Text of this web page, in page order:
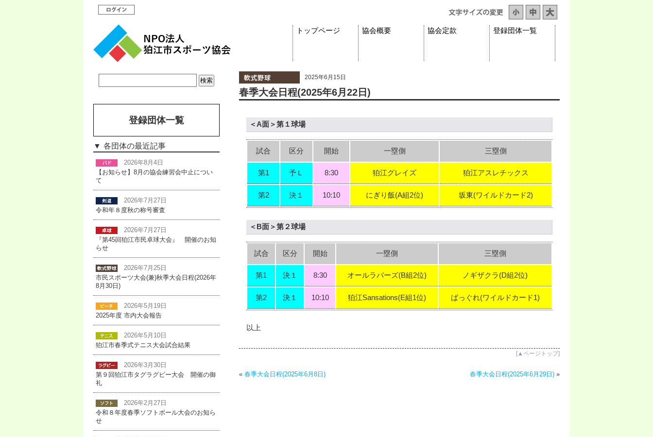
トップページ 協会概要 協会定款 登録団体一覧
2025年6月15日
春季大会日程(2025年6月22日)
＜A面＞第１球場
試合 区分 開始 一塁側 三塁側
第1 予Ｌ 8:30 狛江グレイズ 狛江アスレチックス
第2 決１ 10:10 にぎり飯(A組2位) 坂東(ワイルドカード2)
＜B面＞第２球場
試合 区分 開始 一塁側 三塁側
第1 決１ 8:30 オールラバーズ(B組2位) ノギザクラ(D組2位)
第2 決１ 10:10 狛江Sansations(E組1位) ばっぐれ(ワイルドカード1)
以上
[ ▲ページトップ]
« 春季大会日程(2025年6月8日) 春季大会日程(2025年6月29日) »
登録団体一覧
各団体の最近記事
2026年8月4日
【お知らせ】8月の協会練習会中止につい
て
2026年7月27日
令和年８度秋の称号審査
2026年7月27日
『第45回狛江市民卓球大会』 開催のお知
らせ
2026年7月25日
市民スポーツ大会(兼)秋季大会日程(2026年
8月30日)
2026年5月19日
2025年度 市内大会報告
2026年5月10日
狛江市春季式テニス大会試合結果
2026年3月30日
第９回狛江市タグラグビー大会 開催の御
礼
2026年2月27日
令和８年度春季ソフトボール大会のお知ら
せ